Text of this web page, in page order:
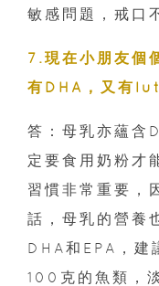
敏感問題，戒口
7.現在小朋友個
有DHA，又有
答：母乳亦蘊
定要食用奶粉才
習慣非常重要，
話，母乳的營養
DHA和EPA，建
100克的魚類，